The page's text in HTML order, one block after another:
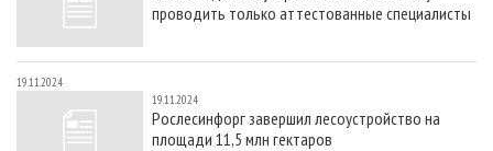
проводить только аттестованные специалисты
19.11.2024
19.11.2024
Рослесинфорг завершил лесоустройство на
площади 11,5 млн гектаров